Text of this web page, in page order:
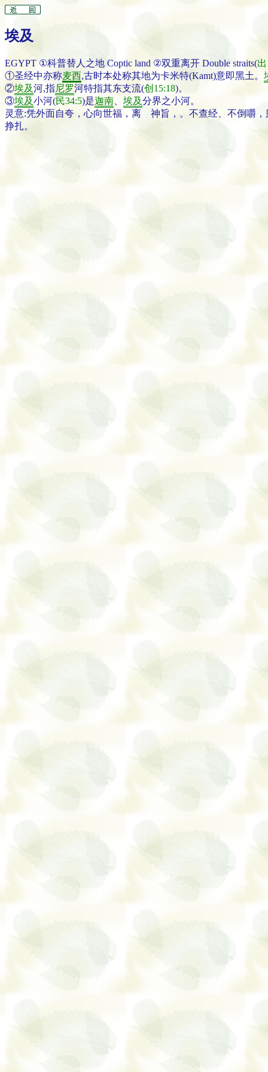
埃及
EGYPT ①科普替人之地 Coptic land ②双重离开 Double straits(
①圣经中亦称麦西,古时本处称其地为卡米特(Kamt)意即黑土。
②埃及河,指尼罗河特指其东支流(创15:18)。
③埃及小河(民34:5)是迦南 埃及分界之小河。
灵意:凭外面自夸，心向世福，离 神旨，。不查经、不倒嚼
挣扎。